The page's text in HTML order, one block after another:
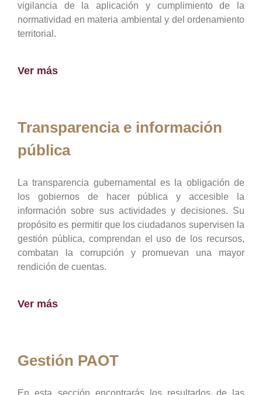
vigilancia de la aplicación y cumplimiento de la
normatividad en materia ambiental y del ordenamiento
territorial.
Ver más
Transparencia e información
pública
La transparencia gubernamental es la obligación de
los gobiernos de hacer pública y accesible la
información sobre sus actividades y decisiones. Su
propósito es permitir que los ciudadanos supervisen la
gestión pública, comprendan el uso de los recursos,
combatan la corrupción y promuevan una mayor
rendición de cuentas.
Ver más
Gestión PAOT
En esta sección encontrarás los resultados de las